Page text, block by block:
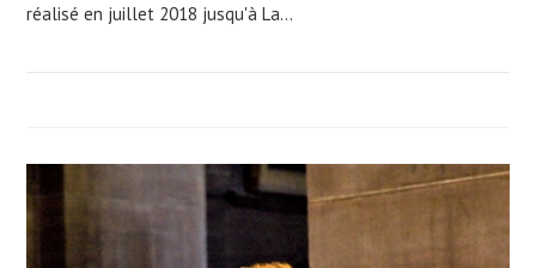
réalisé en juillet 2018 jusqu'à La…